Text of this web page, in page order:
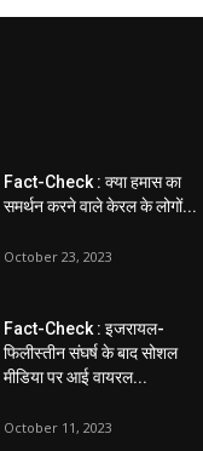
Fact-Check : क्या हमास का
समर्थन करने वाले केरल के लोगों...
October 23, 2023
Fact-Check : इजरायल-
फिलीस्तीन संघर्ष के बाद सोशल
मीडिया पर आई वायरल...
October 11, 2023